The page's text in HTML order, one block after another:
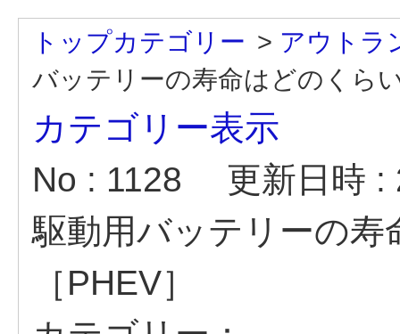
トップカテゴリー > アウトラ
バッテリーの寿命はどのくら
カテゴリー表示
No : 1128
更新日時 :
駆動用バッテリーの
［PHEV］